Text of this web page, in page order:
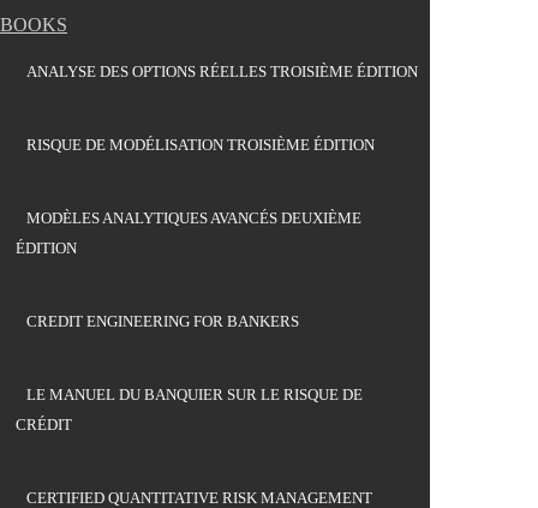
BOOKS
ANALYSE DES OPTIONS RÉELLES TROISIÈME ÉDITION
RISQUE DE MODÉLISATION TROISIÈME ÉDITION
MODÈLES ANALYTIQUES AVANCÉS DEUXIÈME
ÉDITION
CREDIT ENGINEERING FOR BANKERS
LE MANUEL DU BANQUIER SUR LE RISQUE DE
CRÉDIT
CERTIFIED QUANTITATIVE RISK MANAGEMENT